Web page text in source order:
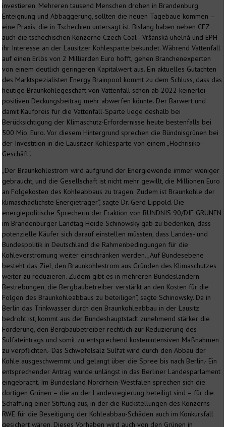
investieren. Mehreren tausend Menschen drohen in Brandenburg
Enteignung und Abbaggerung, sollten die neuen Tagebaue kommen –
eine Praxis, die in Tschechien untersagt ist. Bislang haben neben CEZ
auch die tschechischen Konzerne Czech Coal - Vršanská uhelná und EPH
ihr Interesse an der Lausitzer Kohlesparte bekundet. Während Vattenfall
auf einen Erlös von 2 Milliarden Euro hofft, gehen Branchenexperten
von einem deutlich geringeren Kapitalwert aus. Ein aktuelles Gutachten
des Marktspezialisten Energy Brainpool kommt zu dem Schluss, dass das
heutige Braunkohlegeschäft von Vattenfall schon ab 2022 keinerlei
positiven Deckungsbeitrag mehr abwerfen könnte. Der Barwert und
damit Kaufpreis für die Vattenfall-Sparte liege deshalb bei
Berücksichtigung der Klimaschutz-Erfordernisse heute bestenfalls bei
500 Mio. Euro. Vor diesem Hintergrund sprechen die Bündnisgrünen bei
der Investition in die Lausitzer Kohlesparte von einem „Hochrisiko-
Geschäft“.
„Der Braunkohlestrom wird aufgrund der Energiewende immer weniger
gebraucht, und die Gesellschaft ist nicht mehr gewillt, die Millionen Euro
an Folgekosten des Kohleabbaus zu tragen. Zudem ist Braunkohle der
klimaschädlichste Energieträger“, sagte Dr. Gerd Lippold. Die
energiepolitische Sprecherin der Fraktion von BÜNDNIS 90/DIE GRÜNEN
im Brandenburger Landtag Heide Schinowsky gab zu bedenken, dass
potenzielle Käufer sich darauf einstellen müssten, dass Landes- und
Bundespolitik in Deutschland die Rahmenbedingungen für die
Kohleverstromung weiter einschränken werden. „Auf Bundesebene
besteht das Ziel, den Braunkohlestrom aus Gründen des Klimaschutzes
weiter zu reduzieren. Zudem gibt es in mehreren Bundesländern
Bestrebungen, die Bergbaubetreiber verstärkt an den Kosten für die
Folgen des Braunkohleabbaus zu beteiligen“, sagte Schinowsky. Da in
Berlin das Trinkwasser durch den Braunkohleabbau in der Lausitz
bedroht ist, kommt aus der Bundeshauptstadt zunehmend stärker die
Forderung, den Bergbaubetreiber rechtlich zur Reduzierung des
Sulfateintrags und somit zu entsprechend kostenintensiven Maßnahmen
zu verpflichten.- Das Schwefelsalz Sulfat wird durch den Abbau der
Kohle ausgeschwemmt und gelangt über die Spree bis nach Berlin.- Ein
entsprechender Antrag wurde unlängst in das Berliner Landesparlament
eingebracht. Im Bundesland Nordrhein-Westfalen sprechen sich die
dortigen Grünen – die an der Landesregierung beteiligt sind – für die
Schaffung einer Stiftung aus, in der die Rückstellungen des Konzerns
RWE für die Beseitigung der Kohleabbau-Schäden auch im Konkursfall
gesichert wären. Dieses Vorhaben wird auch von den Grünen in